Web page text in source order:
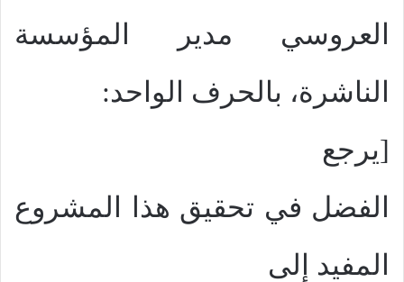
العروسي مدير المؤسسة
الناشرة، بالحرف الواحد:
[يرجع
الفضل في تحقيق هذا المشروع
المفيد إلى